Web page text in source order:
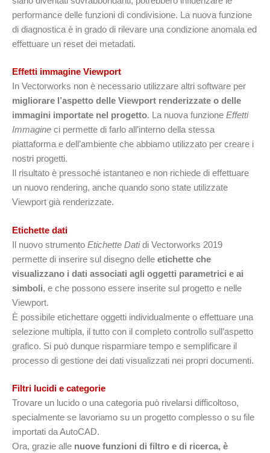
performance delle funzioni di condivisione. La nuova funzione
di diagnostica è in grado di rilevare una condizione anomala ed
effettuare un reset dei metadati.
Effetti immagine Viewport
In Vectorworks non è necessario utilizzare altri software per
migliorare l’aspetto delle Viewport renderizzate o delle
immagini importate nel progetto. La nuova funzione Effetti
Immagine ci permette di farlo all’interno della stessa
piattaforma e dell’ambiente che abbiamo utilizzato per creare i
nostri progetti.
Il risultato è pressoché istantaneo e non richiede di effettuare
un nuovo rendering, anche quando sono state utilizzate
Viewport già renderizzate.
Etichette dati
Il nuovo strumento Etichette Datidi Vectorworks 2019
permette di inserire sul disegno delle etichette che
visualizzano i dati associati agli oggetti parametrici e ai
simboli, e che possono essere inserite sul progetto e nelle
Viewport.
È possibile etichettare oggetti individualmente o effettuare una
selezione multipla, il tutto con il completo controllo sull’aspetto
grafico. Si può dunque risparmiare tempo e semplificare il
processo di gestione dei dati visualizzati nei propri documenti.
Filtri lucidi e categorie
Trovare un lucido o una categoria può rivelarsi difficoltoso,
specialmente se lavoriamo su un progetto complesso o su file
importati da AutoCAD.
Ora, grazie alle nuove funzioni di filtro e di ricerca, è